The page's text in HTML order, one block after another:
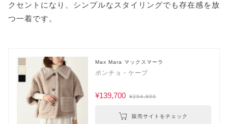
クセントになり、シンプルなスタイリングでも存在感を放
つ一着です。
Max Mara マックスマーラ
ポンチョ・ケープ
¥139,700 ¥294,800
販売サイトをチェック